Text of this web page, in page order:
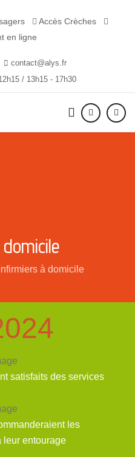
Accès Crèches
en ligne
contact@alys.fr
/ 13h15 - 17h30
à domicile
satisfaits des services
les
leur entourage